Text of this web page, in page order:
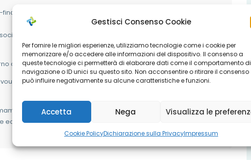
Gestisci Consenso Cookie
Per fornire le migliori esperienze, utilizziamo tecnologie come i cookie per
memorizzare e/o accedere alle informazioni del dispositivo. Il consenso a
queste tecnologie ci permetterà di elaborare dati come il comportamento di
navigazione o ID unici su questo sito. Non acconsentire o ritirare il consenso
può influire negativamente su alcune caratteristiche e funzioni.
Accetta Nega Visualizza le
Cookie PolicyDichiarazione sulla PrivacyImpressum
dei costi delle progettualità con gli Enti Gestori dei
per l’abbattimento di una quota costi delle progettualità
del quale:
sociale
di richiedere alla famiglia – nell’ambito del progetto
al costo retta sostenuto.